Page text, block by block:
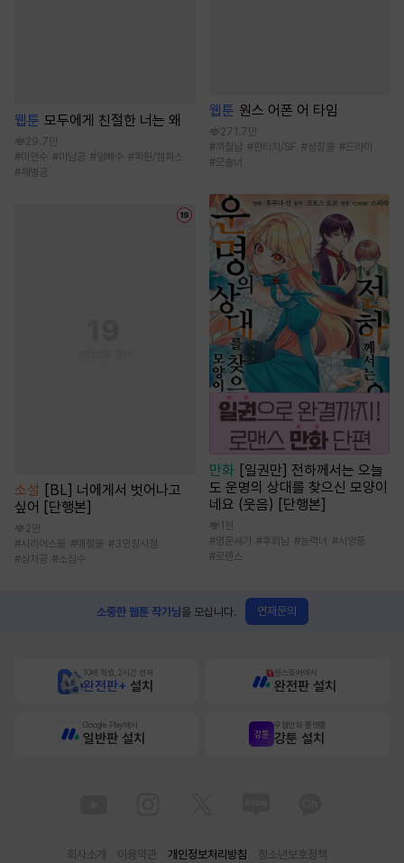
웹툰 모두에게 친절한 너는 왜
29.7만
#미인수 #미남공 #얼빠수 #학원/캠퍼스
# 재벌공
소설
[BL] 너에게서 벗어나고
싶어 [단행본]
2만
#시리어스물 #애절물 #3인칭시점
#상처공 #소심수
웹툰 원스 어폰 어 타임
271.7만
#까칠남 #판타지/SF #성장물 #드라마
#모솔녀
만화
[일권만] 전하께서는 오늘
도 운명의 상대를 찾으신 모양이
네요 (웃음) [단행본]
1천
#명문세가 #후회남 #능력녀 #서양풍
#로맨스
소중한 웹툰 작가님을 모십니다. 연재문의
10배 적립, 2시간 먼저
완전판+ 설치
원스토어에서
완전판 설치
Google Play에서
일반판 설치
무협만화 플랫폼
강툰 설치
회사소개 이용약관 개인정보처리방침 청소년보호정책